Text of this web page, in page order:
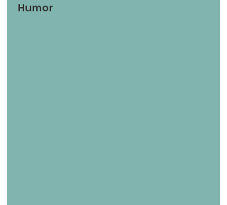
Humor